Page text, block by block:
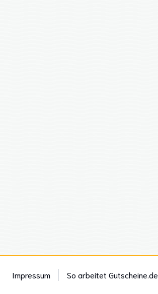
Impressum So arbeitet Gutscheine.de